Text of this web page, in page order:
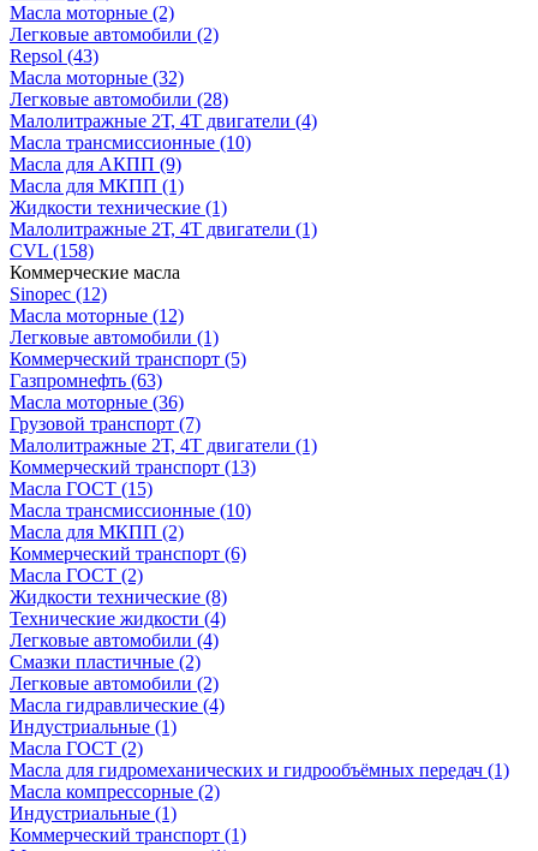
Масла моторные (2)
Легковые автомобили (2)
Repsol (43)
Масла моторные (32)
Легковые автомобили (28)
Малолитражные 2Т, 4Т двигатели (4)
Масла трансмиссионные (10)
Масла для АКПП (9)
Масла для МКПП (1)
Жидкости технические (1)
Малолитражные 2Т, 4Т двигатели (1)
CVL (158)
Коммерческие масла
Sinopec (12)
Масла моторные (12)
Легковые автомобили (1)
Коммерческий транспорт (5)
Газпромнефть (63)
Масла моторные (36)
Грузовой транспорт (7)
Малолитражные 2Т, 4Т двигатели (1)
Коммерческий транспорт (13)
Масла ГОСТ (15)
Масла трансмиссионные (10)
Масла для МКПП (2)
Коммерческий транспорт (6)
Масла ГОСТ (2)
Жидкости технические (8)
Технические жидкости (4)
Легковые автомобили (4)
Смазки пластичные (2)
Легковые автомобили (2)
Масла гидравлические (4)
Индустриальные (1)
Масла ГОСТ (2)
Масла для гидромеханических и гидрообъёмных передач (1)
Масла компрессорные (2)
Индустриальные (1)
Коммерческий транспорт (1)